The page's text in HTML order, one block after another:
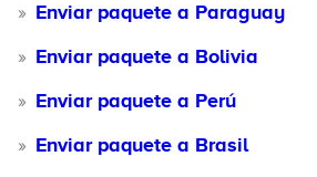
Enviar paquete a Paraguay
Enviar paquete a Bolivia
Enviar paquete a Perú
Enviar paquete a Brasil